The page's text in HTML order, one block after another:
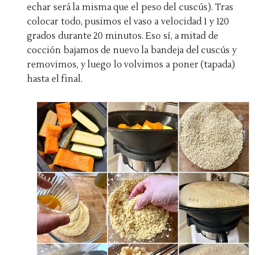
echar será la misma que el peso del cuscús). Tras
colocar todo, pusimos el vaso a velocidad 1 y 120
grados durante 20 minutos. Eso sí, a mitad de
cocción bajamos de nuevo la bandeja del cuscús y
removimos, y luego lo volvimos a poner (tapada)
hasta el final.